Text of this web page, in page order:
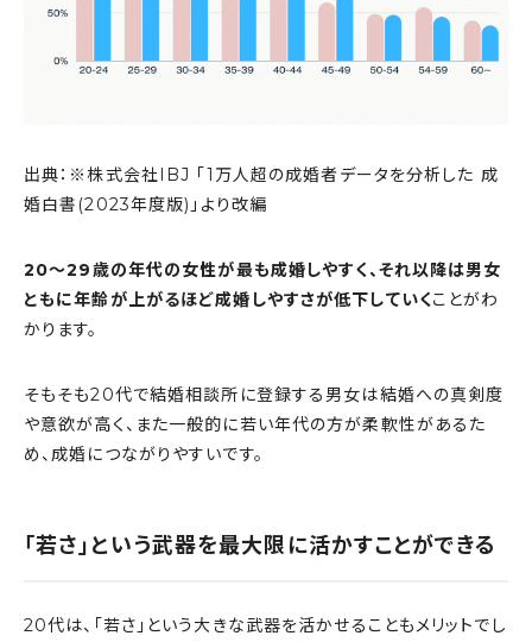
出典：※株式会社IBJ 「1万人超の成婚者データを分析した 成
婚白書(2023年度版)」より改編
20〜29歳の年代の女性が最も成婚しやすく、それ以降は男女
ともに年齢が上がるほど成婚しやすさが低下していくことがわ
かります。
そもそも20代で結婚相談所に登録する男女は結婚への真剣度
や意欲が高く、また一般的に若い年代の方が柔軟性があるた
め、成婚につながりやすいです。
「若さ」という武器を最大限に活かすことができる
20代は、「若さ」という大きな武器を活かせることもメリットでし